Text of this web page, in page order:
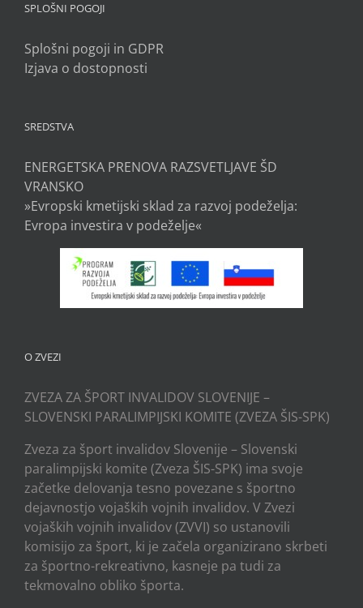
SPLOŠNI POGOJI
Splošni pogoji in GDPR
Izjava o dostopnosti
SREDSTVA
ENERGETSKA PRENOVA RAZSVETLJAVE ŠD
VRANSKO
»Evropski kmetijski sklad za razvoj podeželja:
Evropa investira v podeželje«
O ZVEZI
ZVEZA ZA ŠPORT INVALIDOV SLOVENIJE –
SLOVENSKI PARALIMPIJSKI KOMITE (ZVEZA ŠIS-SPK)
Zveza za šport invalidov Slovenije – Slovenski
paralimpijski komite (Zveza ŠIS-SPK) ima svoje
začetke delovanja tesno povezane s športno
dejavnostjo vojaških vojnih invalidov. V Zvezi
vojaških vojnih invalidov (ZVVI) so ustanovili
komisijo za šport, ki je začela organizirano skrbeti
za športno-rekreativno, kasneje pa tudi za
tekmovalno obliko športa.